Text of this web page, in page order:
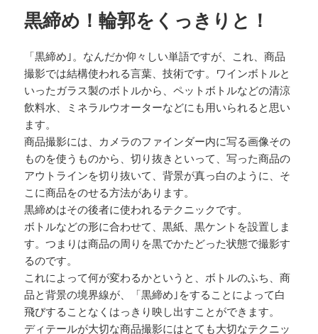
黒締め！輪郭をくっきりと！
「黒締め｣。なんだか仰々しい単語ですが、これ、商品
撮影では結構使われる言葉、技術です。ワインボトルと
いったガラス製のボトルから、ペットボトルなどの清涼
飲料水、ミネラルウオーターなどにも用いられると思い
ます。
商品撮影には、カメラのファインダー内に写る画像その
ものを使うものから、切り抜きといって、写った商品の
アウトラインを切り抜いて、背景が真っ白のように、そ
こに商品をのせる方法があります。
黒締めはその後者に使われるテクニックです。
ボトルなどの形に合わせて、黒紙、黒ケントを設置しま
す。つまりは商品の周りを黒でかたどった状態で撮影す
るのです。
これによって何が変わるかというと、ボトルのふち、商
品と背景の境界線が、「黒締め｣をすることによって白
飛びすることなくはっきり映し出すことができます。
ディテールが大切な商品撮影にはとても大切なテクニッ